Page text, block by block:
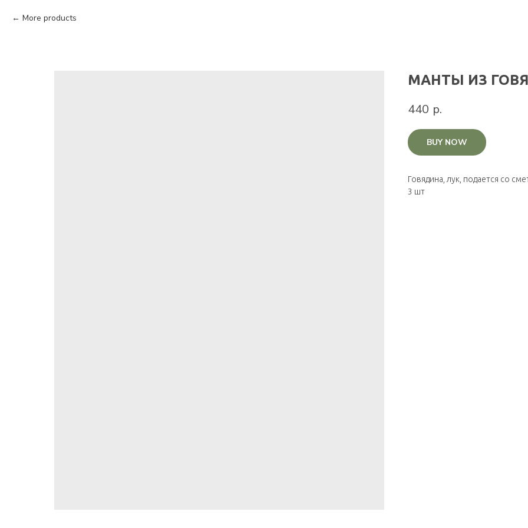
More products
МАНТЫ ИЗ
440 р.
BUY NOW
Говядина, лук, подается со
3 шт